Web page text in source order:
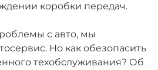
коробки передач.
с авто, мы
Но как обезопасить
техобслуживания? Об